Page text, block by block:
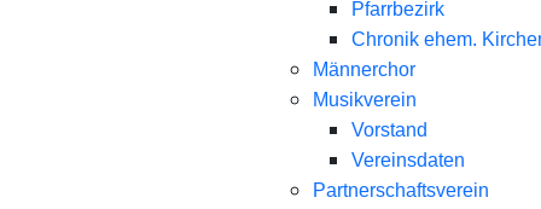
Pfarrbezirk
Chronik ehem.
Männerchor
Musikverein
Vorstand
Vereinsdaten
Partnerschaftsverein